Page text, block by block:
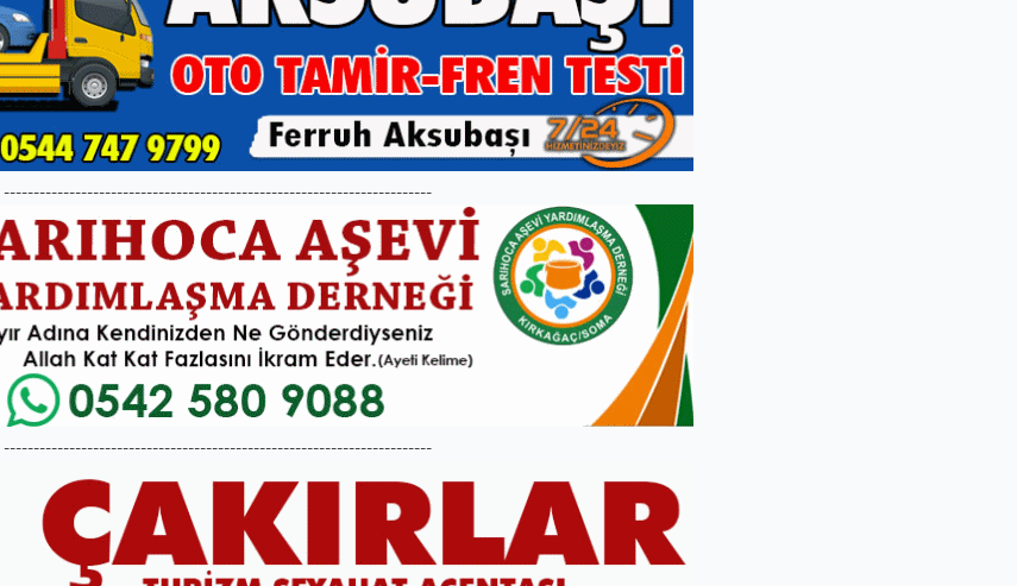
------------------------------------------------------------------------
------------------------------------------------------------------------